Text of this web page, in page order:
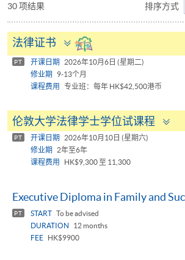
30 项结果 排序方式
法律证书
Toggle
panel
PT 开课日期
2026年10月6日 (星期二)
修业期
9-13个月
课程费用
专业班：每年 HK$42,500港币
伦敦大学法律学士学位试课程
PT 开课日期
2026年10月10日 (星期六)
修业期
2年至6年
课程费用
HK$9,300 至 11,300
Executive Diploma in Family and
PT START To be advised
DURATION
12 months
FEE
HK$9900